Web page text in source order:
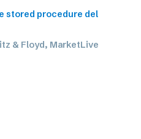
stored procedure del
& Floyd, MarketLive